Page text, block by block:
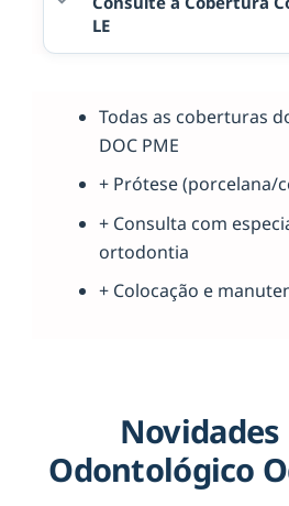
LE
Todas as coberturas
DOC PME
+ Prótese (porcelana/
+ Consulta com
ortodontia
+ Colocação e
Novidades
Odontológico